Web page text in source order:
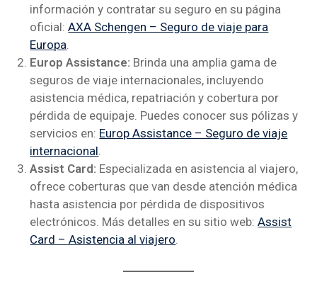
información y contratar su seguro en su página
oficial:AXA Schengen – Seguro de viaje para
Europa.
Europ Assistance: Brinda una amplia gama de
seguros de viaje internacionales, incluyendo
asistencia médica, repatriación y cobertura por
pérdida de equipaje. Puedes conocer sus pólizas y
servicios en: Europ Assistance – Seguro de viaje
internacional.
Assist Card: Especializada en asistencia al viajero,
ofrece coberturas que van desde atención médica
hasta asistencia por pérdida de dispositivos
electrónicos. Más detalles en su sitio web:Assist
Card – Asistencia al viajero.